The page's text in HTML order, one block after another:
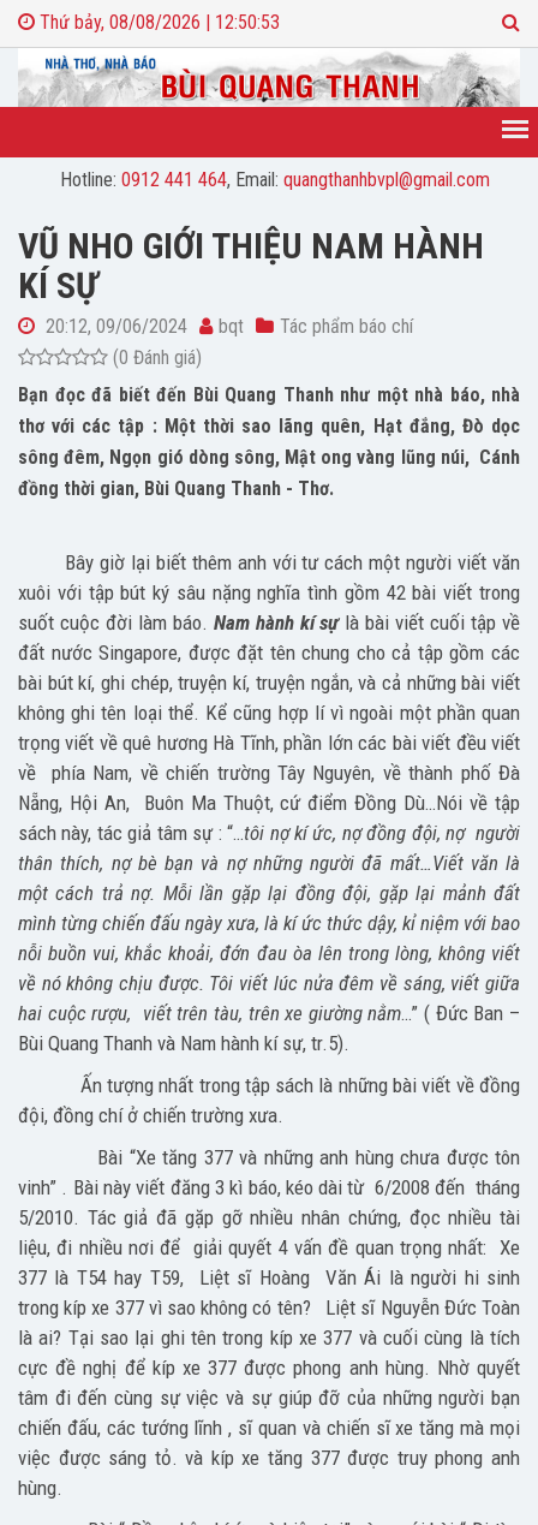
Thứ bảy, 08/08/2026 | 12:50:54
Hotline: 0912 441 464, Email: quangthanhbvpl@gmail.com
VŨ NHO GIỚI THIỆU NAM HÀNH
KÍ SỰ
20:12, 09/06/2024 bqt
Tác phẩm báo chí
(0 Đánh giá)
Bạn đọc đã biết đến Bùi Quang Thanh như một nhà báo, nhà
thơ với các tập : Một thời sao lãng quên, Hạt đắng, Đò dọc
sông đêm, Ngọn gió dòng sông, Mật ong vàng lũng núi, Cánh
đồng thời gian, Bùi Quang Thanh - Thơ.
Bây giờ lại biết thêm anh với tư cách một người viết văn
xuôi với tập bút ký sâu nặng nghĩa tình gồm 42 bài viết trong
suốt cuộc đời làm báo. Nam hành kí sựlà bài viết cuối tập về
đất nước Singapore, được đặt tên chung cho cả tập gồm các
bài bút kí, ghi chép, truyện kí, truyện ngắn, và cả những bài viết
không ghi tên loại thể. Kể cũng hợp lí vì ngoài một phần quan
trọng viết về quê hương Hà Tĩnh, phần lớn các bài viết đều viết
về phía Nam, về chiến trường Tây Nguyên, về thành phố Đà
Nẵng, Hội An, Buôn Ma Thuột, cứ điểm Đồng Dù…Nói về tập
sách này, tác giả tâm sự : “…tôi nợ kí ức, nợ đồng đội, nợ người
thân thích, nợ bè bạn và nợ những người đã mất…Viết văn là
một cách trả nợ. Mỗi lần gặp lại đồng đội, gặp lại mảnh đất
mình từng chiến đấu ngày xưa, là kí ức thức dậy, kỉ niệm với bao
nỗi buồn vui, khắc khoải, đớn đau òa lên trong lòng, không viết
về nó không chịu được. Tôi viết lúc nửa đêm về sáng, viết giữa
hai cuộc rượu, viết trên tàu, trên xe giường nằm…” ( Đức Ban –
Bùi Quang Thanh và Nam hành kí sự, tr.5).
Ấn tượng nhất trong tập sách là những bài viết về đồng
đội, đồng chí ở chiến trường xưa.
Bài “Xe tăng 377 và những anh hùng chưa được tôn
vinh” . Bài này viết đăng 3 kì báo, kéo dài từ 6/2008 đến tháng
5/2010. Tác giả đã gặp gỡ nhiều nhân chứng, đọc nhiều tài
liệu, đi nhiều nơi để giải quyết 4 vấn đề quan trọng nhất: Xe
377 là T54 hay T59, Liệt sĩ Hoàng Văn Ái là người hi sinh
trong kíp xe 377 vì sao không có tên? Liệt sĩ Nguyễn Đức Toàn
là ai? Tại sao lại ghi tên trong kíp xe 377 và cuối cùng là tích
cực đề nghị để kíp xe 377 được phong anh hùng. Nhờ quyết
tâm đi đến cùng sự việc và sự giúp đỡ của những người bạn
chiến đấu, các tướng lĩnh , sĩ quan và chiến sĩ xe tăng mà mọi
việc được sáng tỏ. và kíp xe tăng 377 được truy phong anh
hùng.